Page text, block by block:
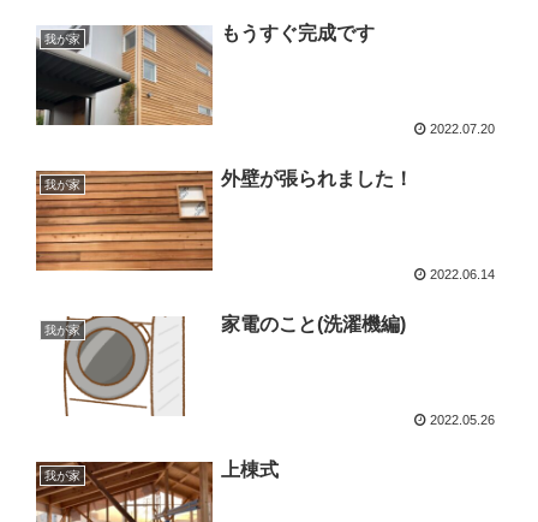
我が家 もうすぐ完成です
2022.07.20
我が家 外壁が張られました！
2022.06.14
我が家 家電のこと(洗濯機編)
2022.05.26
我が家 上棟式